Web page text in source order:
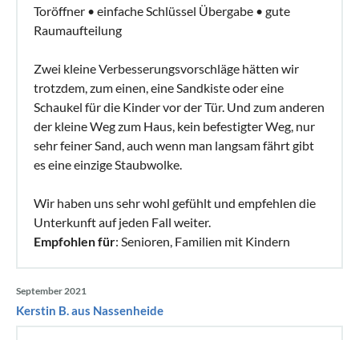
Toröffner • einfache Schlüssel Übergabe • gute
Raumaufteilung
Zwei kleine Verbesserungsvorschläge hätten wir
trotzdem, zum einen, eine Sandkiste oder eine
Schaukel für die Kinder vor der Tür. Und zum anderen
der kleine Weg zum Haus, kein befestigter Weg, nur
sehr feiner Sand, auch wenn man langsam fährt gibt
es eine einzige Staubwolke.
Wir haben uns sehr wohl gefühlt und empfehlen die
Unterkunft auf jeden Fall weiter.
Empfohlen für: Senioren, Familien mit Kindern
September 2021
Kerstin B. aus Nassenheide